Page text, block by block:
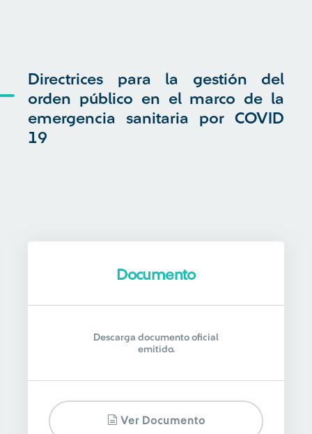
Directrices para la gestión del
orden público en el marco de la
emergencia sanitaria por COVID
19
Documento
Descarga documento oficial
emitido.
Ver Documento